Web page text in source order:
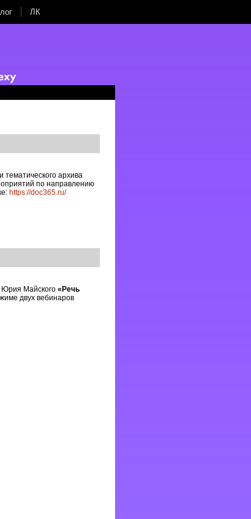
ЛК
архива
по направлению
https://doc365.ru/
Юрия Майского «Речь
двух вебинаров